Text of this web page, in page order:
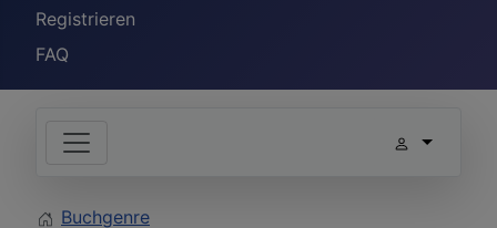
Registrieren
FAQ
Buchgenre